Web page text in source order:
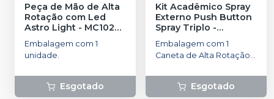
Peça de Mão de Alta
Rotação com Led
Astro Light - MC1020
MICRODONT
Embalagem com 1
unidade.
Esgotado
Kit Acadêmico Spray
Externo Push Button
Spray Triplo -
DENTEMED
Embalagem com 1
Caneta de Alta Rotação
Peça Reta Micromotor;
Bolsa de Transporte;
Esgotado